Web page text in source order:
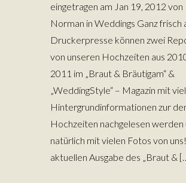
eingetragen am Jan 19, 2012 von
Norman in Weddings Ganz frisch
Druckerpresse können zwei
von unseren Hochzeiten aus
2011 im „Braut & Bräutigam“ &
„WeddingStyle“ – Magazin mit
Hintergrundinformationen zur
Hochzeiten nachgelesen werden
natürlich mit vielen Fotos von
aktuellen Ausgabe des „Braut &